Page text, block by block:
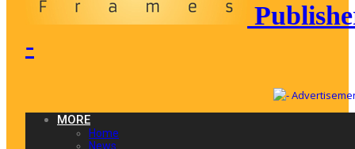
-
MORE
Home
News